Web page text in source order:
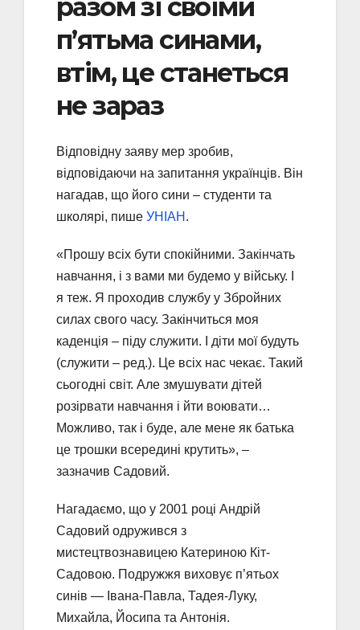
разом зі своїми
п’ятьма синами,
втім, це станеться
не зараз
Відповідну заяву мер зробив,
відповідаючи на запитання українців. Він
нагадав, що його сини – студенти та
школярі, пише УНІАН .
«Прошу всіх бути спокійними. Закінчать
навчання, і з вами ми будемо у війську. І
я теж. Я проходив службу у Збройних
силах свого часу. Закінчиться моя
каденція – піду служити. І діти мої будуть
(служити – ред.). Це всіх нас чекає. Такий
сьогодні світ. Але змушувати дітей
розірвати навчання і йти воювати…
Можливо, так і буде, але мене як батька
це трошки всередині крутить», –
зазначив Садовий.
Нагадаємо, що у 2001 році Андрій
Садовий одружився з
мистецтвознавицею Катериною Кіт-
Садовою. Подружжя виховує п’ятьох
синів — Івана-Павла, Тадея-Луку,
Михайла, Йосипа та Антонія.